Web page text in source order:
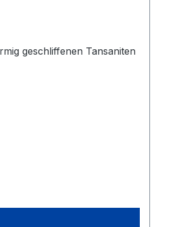
geschliffenen Tansaniten